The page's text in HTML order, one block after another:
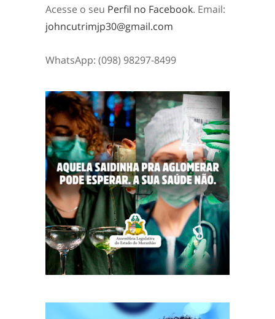
Acesse o seu Perfil no Facebook. Email:
johncutrimjp30@gmail.com
WhatsApp: (098) 98297-8499